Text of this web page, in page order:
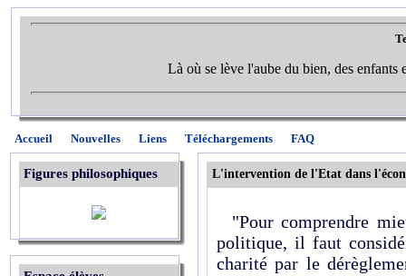
Là où se lève l'aube du bien, des enfants
Accueil Nouvelles Liens Téléchargements FAQ
Figures philosophiques L'intervention de l'Etat dans
"Pour comprendre
politique, il faut
charité par le